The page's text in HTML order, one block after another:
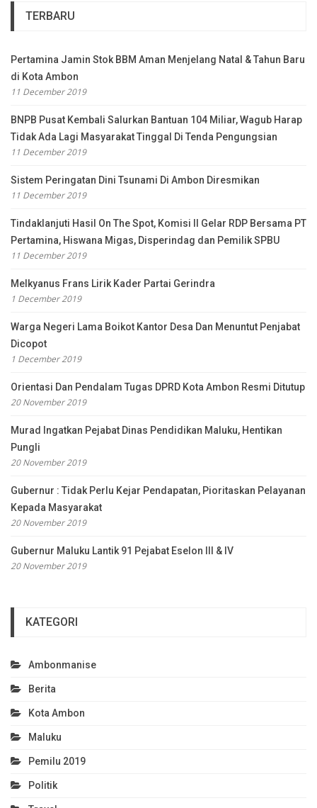
TERBARU
Pertamina Jamin Stok BBM Aman Menjelang Natal & Tahun Baru
di Kota Ambon
11 December 2019
BNPB Pusat Kembali Salurkan Bantuan 104 Miliar, Wagub Harap
Tidak Ada Lagi Masyarakat Tinggal Di Tenda Pengungsian
11 December 2019
Sistem Peringatan Dini Tsunami Di Ambon Diresmikan
11 December 2019
Tindaklanjuti Hasil On The Spot, Komisi II Gelar RDP Bersama PT
Pertamina, Hiswana Migas, Disperindag dan Pemilik SPBU
11 December 2019
Melkyanus Frans Lirik Kader Partai Gerindra
1 December 2019
Warga Negeri Lama Boikot Kantor Desa Dan Menuntut Penjabat
Dicopot
1 December 2019
Orientasi Dan Pendalam Tugas DPRD Kota Ambon Resmi Ditutup
20 November 2019
Murad Ingatkan Pejabat Dinas Pendidikan Maluku, Hentikan
Pungli
20 November 2019
Gubernur : Tidak Perlu Kejar Pendapatan, Pioritaskan Pelayanan
Kepada Masyarakat
20 November 2019
Gubernur Maluku Lantik 91 Pejabat Eselon III & IV
20 November 2019
KATEGORI
Ambonmanise
Berita
Kota Ambon
Maluku
Pemilu 2019
Politik